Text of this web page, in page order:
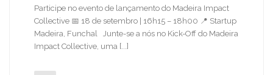
Participe no evento de lançamento do Madeira Impact
Collective 📅 18 de setembro | 16h15 – 18h00 📍 Startup
Madeira, Funchal Junte-se a nós no Kick-Off do Madeira
Impact Collective, uma [...]